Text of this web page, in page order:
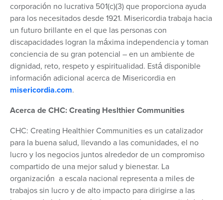
corporación no lucrativa 501(c)(3) que proporciona ayuda
para los necesitados desde 1921. Misericordia trabaja hacia
un futuro brillante en el que las personas con
discapacidades logran la máxima independencia y toman
conciencia de su gran potencial – en un ambiente de
dignidad, reto, respeto y espiritualidad. Está disponible
información adicional acerca de Misericordia en
misericordia.com.
Acerca de CHC: Creating Heslthier Communities
CHC: Creating Healthier Communities es un catalizador
para la buena salud, llevando a las comunidades, el no
lucro y los negocios juntos alrededor de un compromiso
compartido de una mejor salud y bienestar. La
organización a escala nacional representa a miles de
trabajos sin lucro y de alto impacto para dirigirse a las